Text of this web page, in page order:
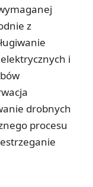
z
i
drobnych
procesu